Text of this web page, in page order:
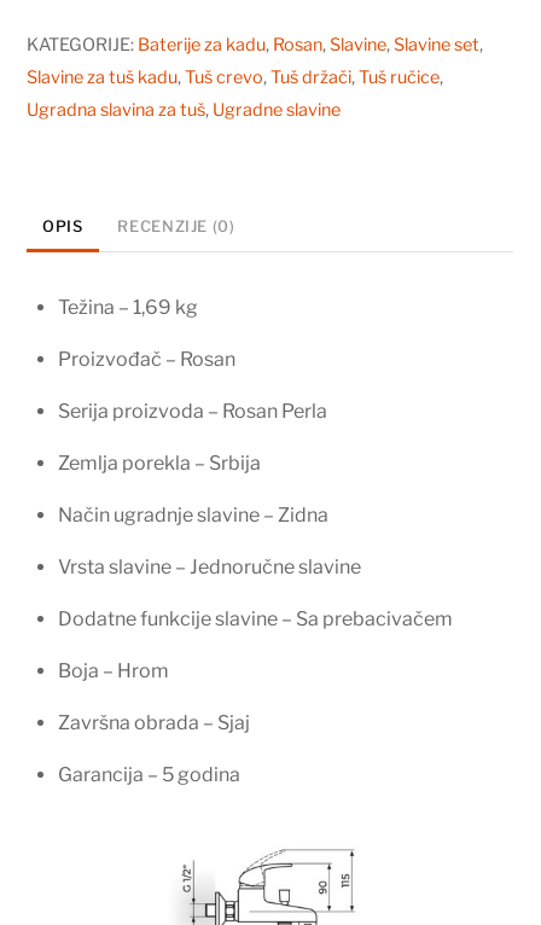
KATEGORIJE: Baterije za kadu, Rosan,Slavine,Slavine set,
Slavine za tuš kadu,Tuš crevo,Tuš držači,Tuš ručice,
Ugradna slavina za tuš, Ugradne slavine
OPIS RECENZIJE (0)
Težina – 1,69 kg
Proizvođač – Rosan
Serija proizvoda – Rosan Perla
Zemlja porekla – Srbija
Način ugradnje slavine – Zidna
Vrsta slavine – Jednoručne slavine
Dodatne funkcije slavine – Sa prebacivačem
Boja – Hrom
Završna obrada – Sjaj
Garancija – 5 godina